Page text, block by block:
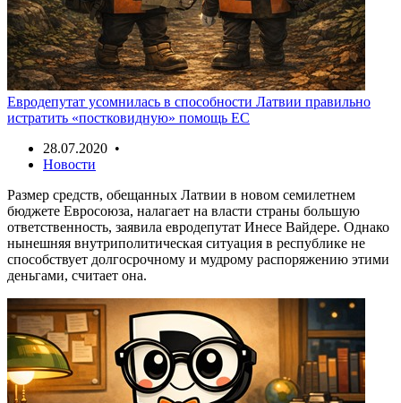
Евродепутат усомнилась в способности Латвии правильно
истратить «постковидную» помощь ЕС
28.07.2020 •
Новости
Размер средств, обещанных Латвии в новом семилетнем
бюджете Евросоюза, налагает на власти страны большую
ответственность, заявила евродепутат Инесе Вайдере. Однако
нынешняя внутриполитическая ситуация в республике не
способствует долгосрочному и мудрому распоряжению этими
деньгами, считает она.